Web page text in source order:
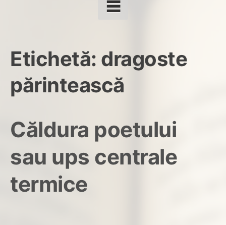
Etichetă: dragoste
părintească
Căldura poetului
sau ups centrale
termice